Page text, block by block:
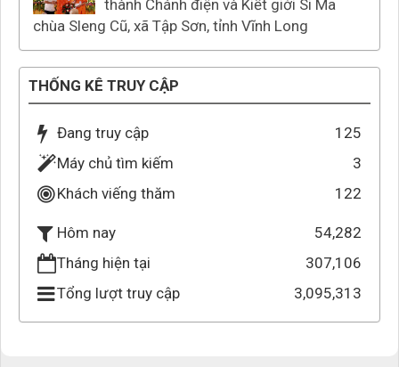
thành Chánh điện và Kiết giới Si Ma
chùa Sleng Cũ, xã Tập Sơn, tỉnh Vĩnh Long
THỐNG KÊ TRUY CẬP
Đang truy cập
125
Máy chủ tìm kiếm
3
Khách viếng thăm
122
Hôm nay
54,282
Tháng hiện tại
307,106
Tổng lượt truy cập
3,095,313